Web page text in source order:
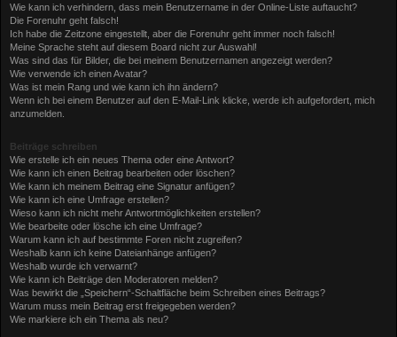
Wie kann ich verhindern, dass mein Benutzername in der Online-Liste auftaucht?
Die Forenuhr geht falsch!
Ich habe die Zeitzone eingestellt, aber die Forenuhr geht immer noch falsch!
Meine Sprache steht auf diesem Board nicht zur Auswahl!
Was sind das für Bilder, die bei meinem Benutzernamen angezeigt werden?
Wie verwende ich einen Avatar?
Was ist mein Rang und wie kann ich ihn ändern?
Wenn ich bei einem Benutzer auf den E-Mail-Link klicke, werde ich aufgefordert, mich
anzumelden.
Beiträge schreiben
Wie erstelle ich ein neues Thema oder eine Antwort?
Wie kann ich einen Beitrag bearbeiten oder löschen?
Wie kann ich meinem Beitrag eine Signatur anfügen?
Wie kann ich eine Umfrage erstellen?
Wieso kann ich nicht mehr Antwortmöglichkeiten erstellen?
Wie bearbeite oder lösche ich eine Umfrage?
Warum kann ich auf bestimmte Foren nicht zugreifen?
Weshalb kann ich keine Dateianhänge anfügen?
Weshalb wurde ich verwarnt?
Wie kann ich Beiträge den Moderatoren melden?
Was bewirkt die „Speichern“-Schaltfläche beim Schreiben eines Beitrags?
Warum muss mein Beitrag erst freigegeben werden?
Wie markiere ich ein Thema als neu?